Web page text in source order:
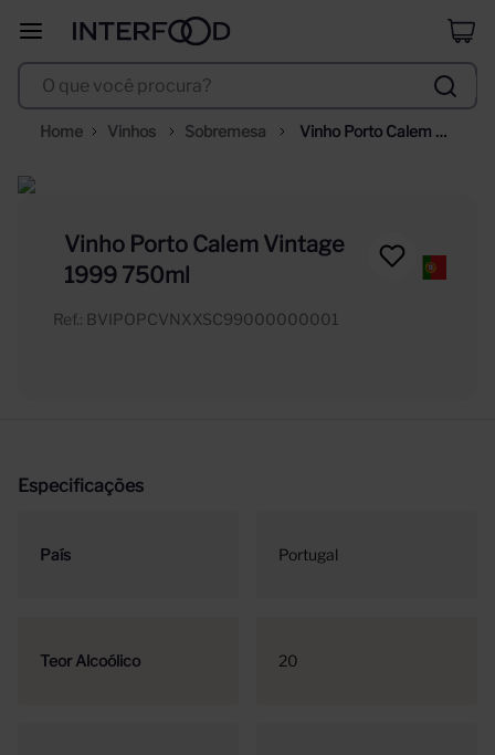
O que você procura?
Vinhos Sobremesa
Vinho Porto Calem
Vinho Porto Calem Vintage
1999 750ml
Ref. : BVIPOPCVNXXSC99000000001
Especificações
País Portugal
Teor Alcoólico 20
º selección
10ºcorpus astral